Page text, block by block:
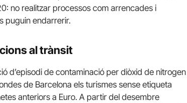
no realitzar processos com arrencades i
puguin endarrerir.
al trànsit
d’episodi de contaminació per diòxid de nitrogen
de Barcelona els turismes sense etiqueta
anteriors a Euro. A partir del desembre